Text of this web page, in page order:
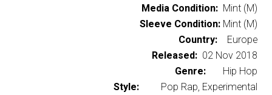
Media Condition: Mint (M)
Sleeve Condition: Mint (M)
Country: Europe
Released: 02 Nov 2018
Genre: Hip Hop
Style: Pop Rap, Experimental